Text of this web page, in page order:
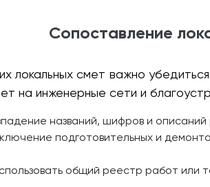
Сопоставление
локальных смет важно
на инженерные сети и
названий, шифров и описаний
подготовительных и
общий реестр работ или